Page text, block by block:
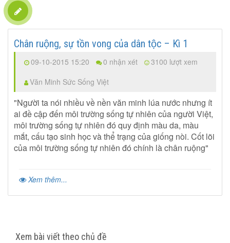
Chân ruộng, sự tồn vong của dân tộc – Kì 1
09-10-2015 15:20 0 nhận xét
3100 lượt xem
Văn Minh Sức Sống Việt
"Người ta nói nhiều về nền văn minh lúa nước nhưng ít
ai đề cập đến môi trường sống tự nhiên của người Việt,
môi trường sống tự nhiên đó quy định màu da, màu
mắt, cấu tạo sinh học và thể trạng của giống nòi. Cốt lõi
của môi trường sống tự nhiên đó chính là chân ruộng"
Xem thêm...
Xem bài viết theo chủ đề